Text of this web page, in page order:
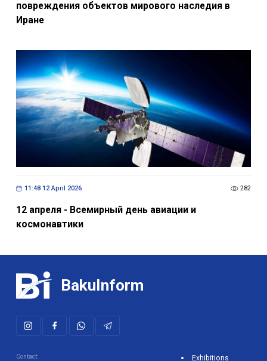
повреждения объектов мирового наследия в
Иране
11:48 12 April 2026 282
12 апреля - Всемирный день авиации и
космонавтики
BakuInform
Contact: Exhibitions